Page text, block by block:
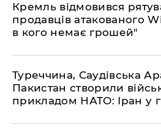
​Кремль відмовився
продавців атакованого
в кого немає грошей"
​Туреччина, Саудівська
Пакистан створили
прикладом НАТО: Іран у